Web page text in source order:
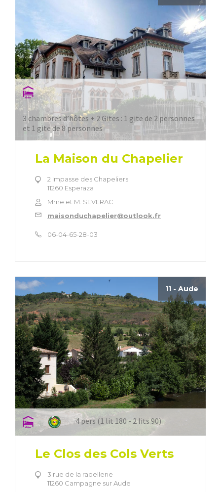
3 chambres d’hôtes + 2 Gites : 1 gite de 2 personnes
et 1 gite de 8 personnes
La Maison du Chapelier
2 Impasse des Chapeliers
11260 Esperaza
Mme et M. SEVERAC
maisonduchapelier@outlook.fr
06-04-65-28-03
11 - Aude
4 pers (1 lit 180 - 2 lits 90)
Le Clos des Cols Verts
3 rue de la radellerie
11260 Campagne sur Aude